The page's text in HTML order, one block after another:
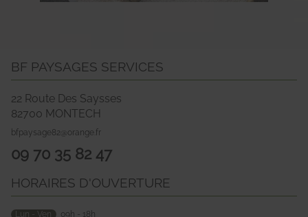
BF PAYSAGES SERVICES
22 Route Des Saysses
82700 MONTECH
bfpaysage82@orange.fr
09 70 35 82 47
HORAIRES D'OUVERTURE
Lun - Ven 09h - 18h